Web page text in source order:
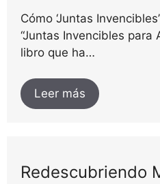
Cómo ‘Juntas
“Juntas Invencibles para
libro que ha…
Leer más
Redescubriendo